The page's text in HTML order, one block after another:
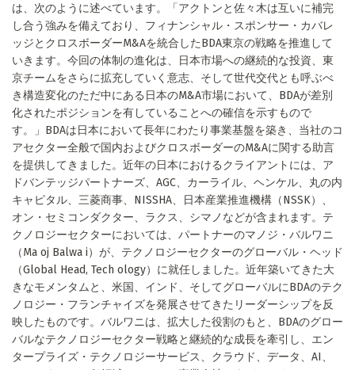
は、次のように述べています。「アクトンと佐々木は互いに補完
し合う強みを備えており、フィナンシャル・スポンサー・カバレ
ッジとクロスボーダーM&Aを統合したBDA東京の戦略を推進して
いきます。今回の体制の進化は、日本市場への継続的な投資、東
京チームをさらに拡充していく意志、そして世代交代とも呼ぶべ
き構造変化のただ中にある日本のM&A市場において、BDAが差別
化されたポジションを有していることへの確信を示すもので
す。」BDAは日本において長年にわたり事業基盤を築き、当社のコ
アセクター全般で国内およびクロスボーダーのM&Aに関する助言
を提供してきました。近年の日本におけるクライアントには、ア
ドバンテッジパートナーズ、AGC、カーライル、ヘンケル、丸の内
キャピタル、三菱商事、NISSHA、日本産業推進機構（NSSK）、
オン・セミコンダクター、ラクス、シマノなどが含まれます。テ
クノロジーセクターにおいては、パートナーのマノジ・バルワニ
（Ma oj Balwa i）が、テクノロジーセクターのグローバル・ヘッド
（Global Head, Tech ology）に就任しました。近年築いてきた大
きなモメンタムと、米国、インド、そしてグローバルにBDAのテク
ノロジー・フランチャイズを発展させてきたリーダーシップを反
映したものです。バルワニは、拡大した役割のもと、BDAのグロー
バルなテクノロジーセクター戦略と継続的な成長を牽引し、エン
タープライズ・テクノロジーサービス、クラウド、データ、AI、